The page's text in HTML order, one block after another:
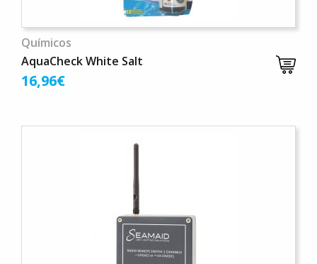
Químicos
AquaCheck White Salt
16,96€